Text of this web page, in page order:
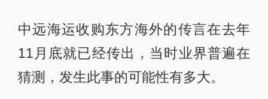
中远海运收购东方海外的传言在去年
11月底就已经传出，当时业界普遍在
猜测，发生此事的可能性有多大。